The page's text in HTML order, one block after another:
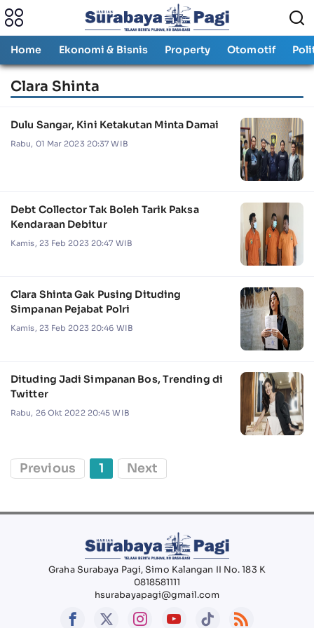
Home Ekonomi & Bisnis Property Otomotif
Clara Shinta
Dulu Sangar, Kini Ketakutan Minta Damai
Rabu, 01 Mar 2023 20:37 WIB
Debt Collector Tak Boleh Tarik Paksa
Kendaraan Debitur
Kamis, 23 Feb 2023 20:47 WIB
Clara Shinta Gak Pusing Dituding
Simpanan Pejabat Polri
Kamis, 23 Feb 2023 20:46 WIB
Dituding Jadi Simpanan Bos, Trending di
Twitter
Rabu, 26 Okt 2022 20:45 WIB
Previous 1 Next
Graha Surabaya Pagi, Simo Kalangan II No. 183 K
0818581111
hsurabayapagi@gmail.com